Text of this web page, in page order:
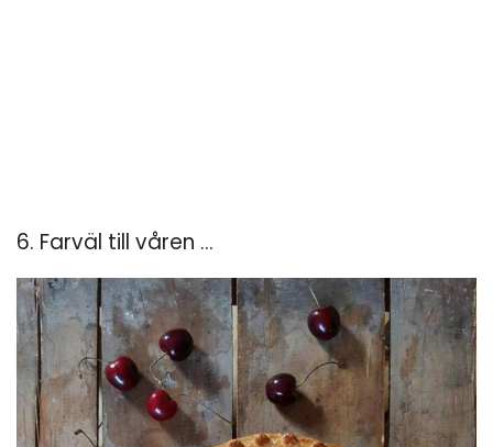
6. Farväl till våren ...